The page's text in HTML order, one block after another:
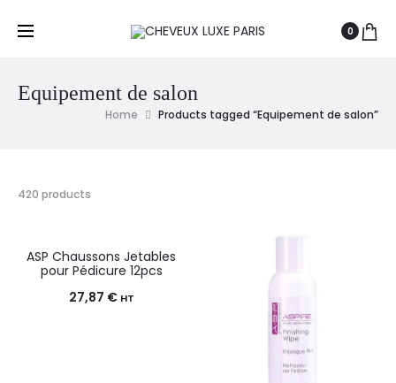
0
Equipement de salon
Home Products tagged “Equipement de salon”
420 products
ASP Chaussons Jetables
pour Pédicure 12pcs
27,87 € HT